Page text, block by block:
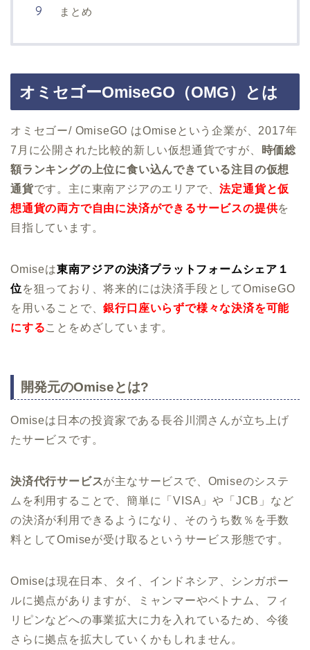
まとめ
オミセゴーOmiseGO（OMG）とは
オミセゴー/ OmiseGO はOmiseという企業が、2017年
7月に公開された比較的新しい仮想通貨ですが、
時価総
額ランキングの上位に食い込んできている注目の仮想
通貨です。主に東南アジアのエリアで、法定通貨と仮
想通貨の両方で自由に決済ができるサービスの提供を
目指しています。
Omiseは東南アジアの決済プラットフォームシェア１
位を狙っており、将来的には決済手段としてOmiseGO
を用いることで、銀行口座いらずで様々な決済を可能
にすることをめざしています。
開発元のOmiseとは?
Omiseは日本の投資家である長谷川潤さんが立ち上げ
たサービスです。
決済代行サービスが主なサービスで、Omiseのシステ
ムを利用することで、簡単に「VISA」や「JCB」など
の決済が利用できるようになり、そのうち数％を手数
料としてOmiseが受け取るというサービス形態です。
Omiseは現在日本、タイ、インドネシア、シンガポー
ルに拠点がありますが、ミャンマーやベトナム、フィ
リピンなどへの事業拡大に力を入れているため、今後
さらに拠点を拡大していくかもしれません。